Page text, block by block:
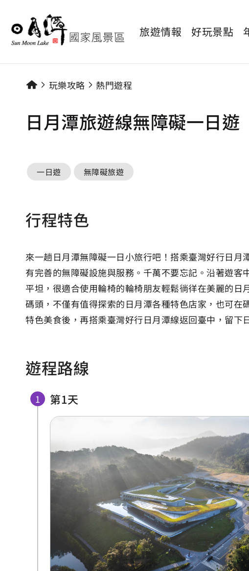
旅遊情報 好玩景點
玩樂攻略 熱門遊程
日月潭旅遊線無障礙一日遊
一日遊 無障礙旅遊
行程特色
來一趟日月潭無障礙一日小旅行吧！搭乘臺灣好行日
有完善的無障礙設施與服務。千萬不要忘記。沿著遊
平坦，很適合使用輪椅的輪椅朋友輕鬆徜徉在美麗的
碼頭，不僅有值得探索的日月潭各種特色店家，也可
特色美食後，再搭乘臺灣好行日月潭線返回臺中，留下
遊程路線
第1天